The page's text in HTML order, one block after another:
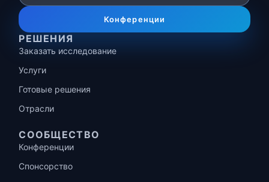
Конференции
РЕШЕНИЯ
Заказать исследование
Услуги
Готовые решения
Отрасли
СООБЩЕСТВО
Конференции
Спонсорство